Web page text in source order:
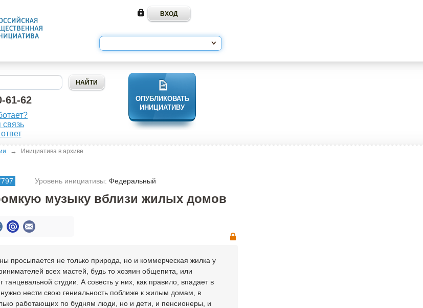
61-62
ОПУБЛИКОВАТЬ
ИНИЦИАТИВУ
→ Инициатива в архиве
Уровень инициативы: Федеральный
музыку вблизи жилых домов
просыпается не только природа, но и коммерческая жилка у
всех мастей, будь то хозяин общепита, или
студии. А совесть у них, как правило, впадает в
нести свою гениальность поближе к жилым домам, в
работающих по будням люди, но и дети, и пенсионеры, и